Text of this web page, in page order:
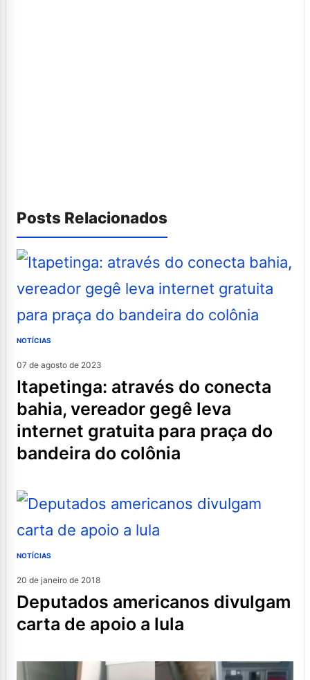
Posts Relacionados
NOTÍCIAS
07 de agosto de 2023
itapetinga: através do conecta
bahia, vereador gegê leva
internet gratuita para praça do
bandeira do colônia
NOTÍCIAS
20 de janeiro de 2018
deputados americanos divulgam
carta de apoio a lula